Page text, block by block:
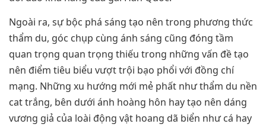
Ngoài ra, sự bộc phá sáng tạo nên trong phương thức
thẩm du, góc chụp cùng ánh sáng cũng đóng tầm
quan trọng quan trọng thiếu trong những vấn đề tạo
nên điểm tiêu biểu vượt trội bạo phổi với đồng chí
mạng. Những xu hướng mới mẻ phất như thẩm du nền
cat trắng, bên dưới ánh hoàng hôn hay tạo nên dáng
vương giả của loài động vật hoang dã biển như cá hay